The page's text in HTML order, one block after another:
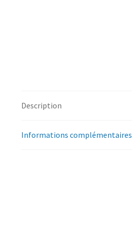
Description
Informations complémentaires